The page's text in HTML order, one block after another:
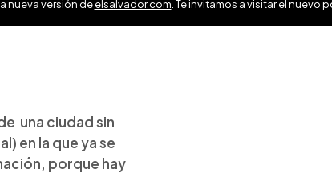
nueva versión deelsalvador.com . Te invitamos a visitar el
una ciudad sin
en la que ya se
porque hay